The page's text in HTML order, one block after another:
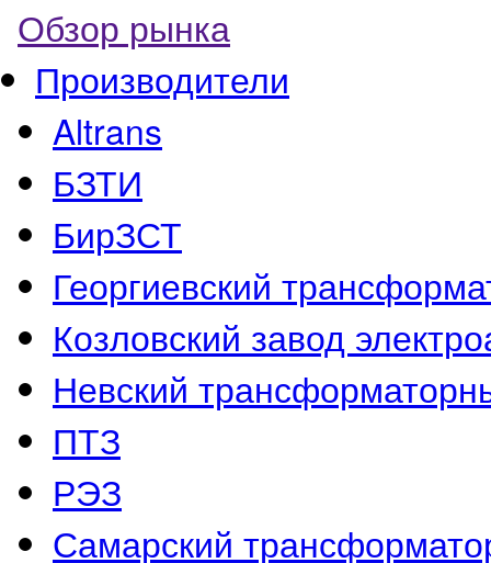
Обзор рынка
Производители
Altrans
БЗТИ
БирЗСТ
Георгиевский
Козловский завод
Невский
ПТЗ
РЭЗ
Самарский